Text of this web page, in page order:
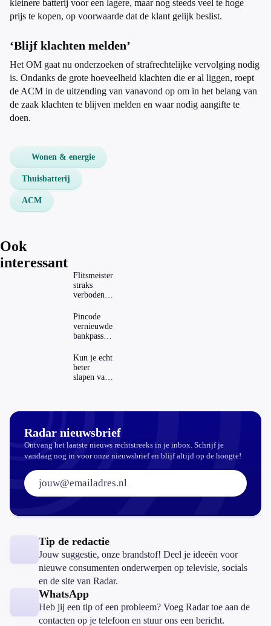
kleinere batterij voor een lagere, maar nog steeds veel te hoge
prijs te kopen, op voorwaarde dat de klant gelijk beslist.
‘Blijf klachten melden’
Het OM gaat nu onderzoeken of strafrechtelijke vervolging nodig
is. Ondanks de grote hoeveelheid klachten die er al liggen, roept
de ACM in de uitzending van vanavond op om in het belang van
de zaak klachten te blijven melden en waar nodig aangifte te
doen.
Wonen & energie
Thuisbatterij
ACM
Ook
interessant
Flitsmeister
straks
verboden?
regels in
Nederland
en het
buitenland
Pincode
vernieuwde
bankpassen
ING-app:
is dat wel
veilig?
Kun je echt
beter
slapen van
Radar nieuwsbrief
Ontvang het laatste nieuws rechtstreeks in je inbox. Schrijf je
vandaag nog in voor onze nieuwsbrief en blijf altijd op de hoogte!
E-mailadres:
Tip de redactie
Jouw suggestie, onze brandstof! Deel je ideeën voor
nieuwe consumenten onderwerpen op televisie, socials
en de site van Radar.
WhatsApp
Heb jij een tip of een probleem? Voeg Radar toe aan de
contacten op je telefoon en stuur ons een bericht.